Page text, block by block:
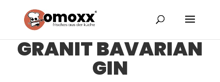
GRANIT BAVARIAN
GIN